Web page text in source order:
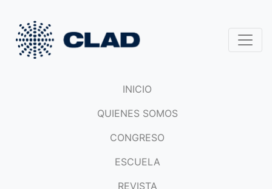
INICIO
QUIENES SOMOS
CONGRESO
ESCUELA
REVISTA